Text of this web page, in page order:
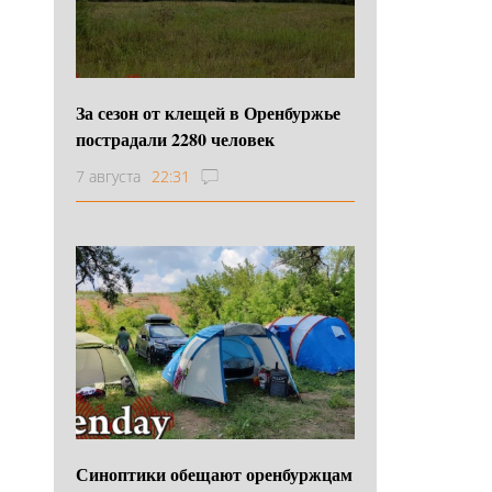
За сезон от клещей в Оренбуржье
пострадали 2280 человек
7 августа 22:31
Синоптики обещают оренбуржцам